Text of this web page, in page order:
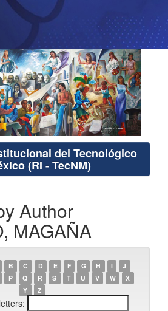
del Tecnológico
(RI - TecNM)
Author
MAGAÑA
B C D E F G H I
J
P Q R S T U V W
X
Y
Z